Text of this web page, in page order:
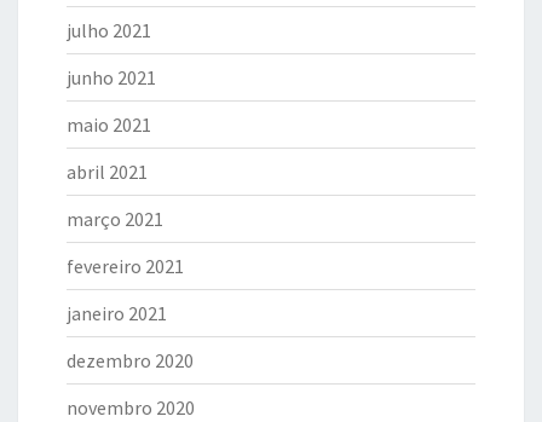
julho 2021
junho 2021
maio 2021
abril 2021
março 2021
fevereiro 2021
janeiro 2021
dezembro 2020
novembro 2020